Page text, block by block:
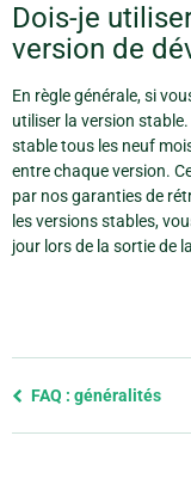
Dois-je
version de
En règle générale, si
utiliser la version
stable tous les neuf
entre chaque version.
par nos garanties de
les versions stables,
jour lors de la sortie de
Previous
FAQ : généralités